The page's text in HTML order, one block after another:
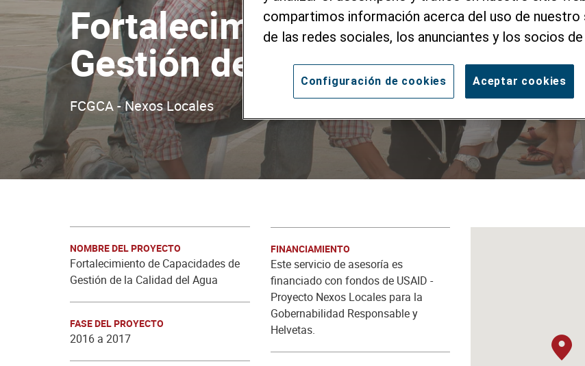
Fortalecimiento de
Gestión de la Calidad del Agua
FCGCA - Nexos Locales
NOMBRE DEL PROYECTO
Fortalecimiento de Capacidades de
Gestión de la Calidad del Agua
FASE DEL PROYECTO
2016 a 2017
FINANCIAMIENTO
Este servicio de asesoría es
financiado con fondos de USAID -
Proyecto Nexos Locales para la
Gobernabilidad Responsable y
Helvetas.
compartimos información acerca del uso de nuestro
de las redes sociales, los anunciantes y los socios
Aceptar cookies
Configuración de cookies